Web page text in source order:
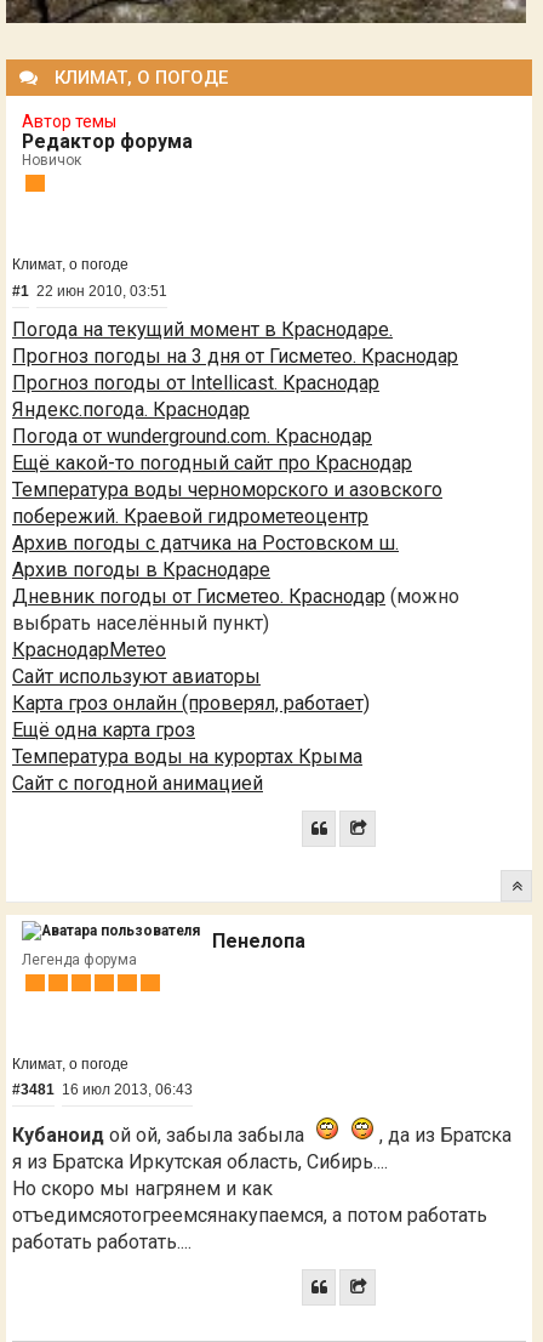
КЛИМАТ, О ПОГОДЕ
Автор темы
Редактор форума
Новичок
Климат, о погоде
#1 22 июн 2010, 03:51
Погода на текущий момент в Краснодаре.
Прогноз погоды на 3 дня от Гисметео. Краснодар
Прогноз погоды от Intellicast. Краснодар
Яндекс.погода. Краснодар
Погода от wunderground.com. Краснодар
Ещё какой-то погодный сайт про Краснодар
Температура воды черноморского и азовского
побережий. Краевой гидрометеоцентр
Архив погоды с датчика на Ростовском ш.
Архив погоды в Краснодаре
Дневник погоды от Гисметео. Краснодар (можно
выбрать населённый пункт)
КраснодарМетео
Сайт используют авиаторы
Карта гроз онлайн (проверял, работает)
Ещё одна карта гроз
Температура воды на курортах Крыма
Сайт с погодной анимацией
Пенелопа
Легенда форума
Климат, о погоде
#3481 16 июл 2013, 06:43
Кубаноид ой ой, забыла забыла
, да из Братска
я из Братска Иркутская область, Сибирь....
Но скоро мы нагрянем и как
отъедимсяотогреемсянакупаемся, а потом работать
работать работать....